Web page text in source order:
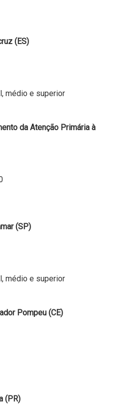
(ES)
médio e superior
da Atenção Primária à
(SP)
médio e superior
Pompeu (CE)
(PR)